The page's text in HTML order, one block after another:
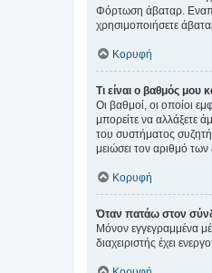
Φόρτωση άβαταρ.
χρησιμοποιήσετε
Κορυφή
Τι είναι ο βαθμός
Οι βαθμοί, οι οποίοι
μπορείτε να αλλάξετε
του συστήματος
μειώσει τον αριθμό
Κορυφή
Όταν πατάω στον
Μόνον εγγεγραμμένα
διαχειριστής έχει